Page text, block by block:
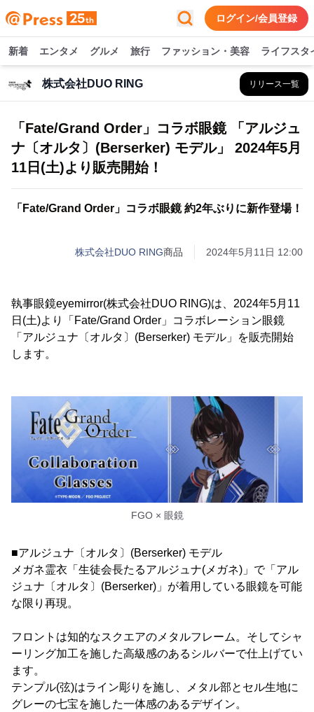
ログイン/会員登録
新着 エンタメ グルメ 旅行 ファッション・美容 ライフスタ
株式会社DUO RING リリース一覧
「Fate/Grand Order」コラボ眼鏡 「アルジュ
ナ〔オルタ〕(Berserker) モデル」 2024年5月
11日(土)より販売開始！
「Fate/Grand Order」コラボ眼鏡 約2年ぶりに新作登場！
株式会社DUO RING商品 2024年5月11日 12:00
執事眼鏡eyemirror(株式会社DUO RING)は、2024年5月11
日(土)より「Fate/Grand Order」コラボレーション眼鏡
「アルジュナ〔オルタ〕(Berserker) モデル」を販売開始
します。
FGO × 眼鏡
■アルジュナ〔オルタ〕(Berserker) モデル
メガネ霊衣「生徒会長たるアルジュナ(メガネ)」で「アル
ジュナ〔オルタ〕(Berserker)」が着用している眼鏡を可能
な限り再現。
フロントは知的なスクエアのメタルフレーム。そしてシャ
ーリング加工を施した高級感のあるシルバーで仕上げてい
ます。
テンプル(弦)はライン彫りを施し、メタル部とセル生地に
グレーの七宝を施した一体感のあるデザイン。